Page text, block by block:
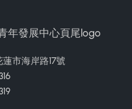
市海岸路17號